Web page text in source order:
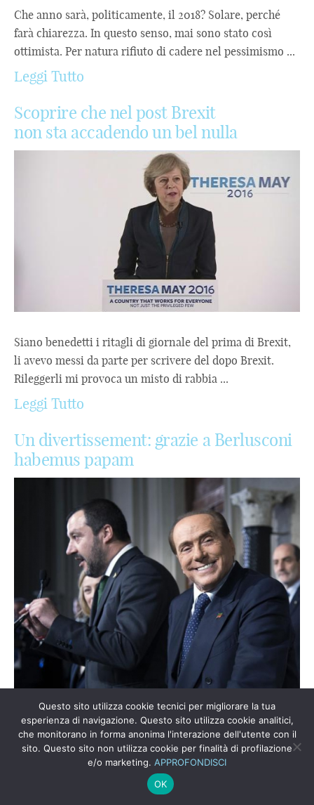
Che anno sarà, politicamente, il 2018? Solare, perché
farà chiarezza. In questo senso, mai sono stato così
ottimista. Per natura rifiuto di cadere nel pessimismo ...
Leggi Tutto
Scoprire che nel post Brexit
non sta accadendo un bel nulla
Siano benedetti i ritagli di giornale del prima di Brexit,
li avevo messi da parte per scrivere del dopo Brexit.
Rileggerli mi provoca un misto di rabbia ...
Leggi Tutto
Un divertissement: grazie a Berlusconi
habemus papam
Questo è l’ultimo divertissement prima della decisione
di Sergio Mattarella. La crisi ormai è risolta: habemus
papam. Manca ancora il nome del podestà forestiero che
Questo sito utilizza cookie tecnici per migliorare la tua
esperienza di navigazione. Questo sito utilizza cookie analitici,
che monitorano in forma anonima l'interazione dell'utente con il
sito. Questo sito non utilizza cookie per finalità di profilazione
e/o marketing. APPROFONDISCI
OK